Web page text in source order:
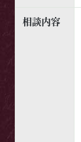
相談内容